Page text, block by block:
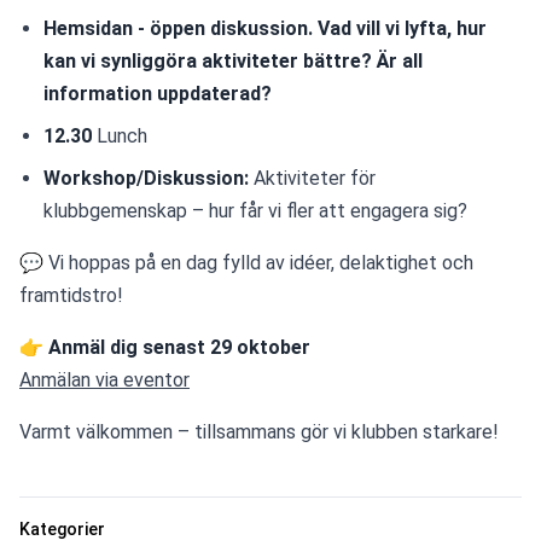
Kategorier
Hemsidan - öppen diskussion. Vad vill vi lyfta, hur
kan vi synliggöra aktiviteter bättre? Är all
information uppdaterad?
12.30 Lunch
Workshop/Diskussion: Aktiviteter för
klubbgemenskap – hur får vi fler att engagera sig?
💬 Vi hoppas på en dag fylld av idéer, delaktighet och
framtidstro!
👉 Anmäl dig senast 29 oktober
Anmälan via eventor
Varmt välkommen – tillsammans gör vi klubben starkare!